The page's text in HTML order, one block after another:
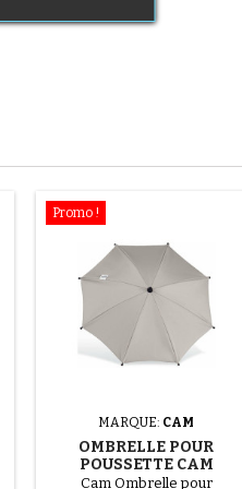
Promo !
MARQUE: CAM
OMBRELLE POUR
POUSSETTE CAM
Cam Ombrelle pour